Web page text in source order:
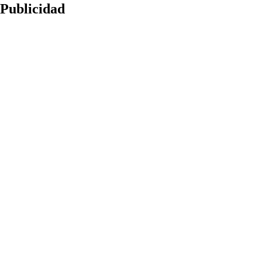
Publicidad